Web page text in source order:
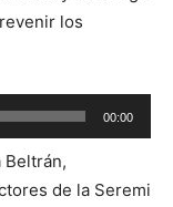
los
00:00
de la Seremi